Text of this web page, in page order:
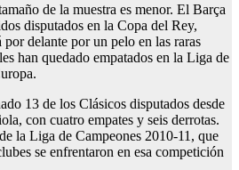
de la muestra es menor. El Barça
disputados en la Copa del Rey,
delante por un pelo en las raras
han quedado empatados en la Liga de
13 de los Clásicos disputados desde
con cuatro empates y seis derrotas.
la Liga de Campeones 2010-11, que
se enfrentaron en esa competición